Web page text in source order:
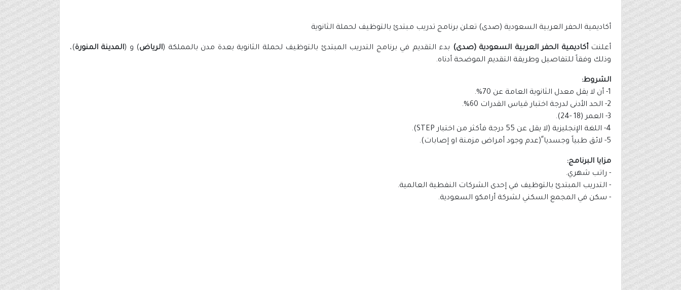
أكاديمية الحفر العربية السعودية (صدى) تعلن برنامج تدريب مبتدئ بالتوظيف لحملة الثانوية
أعلنتأكاديمية الحفر العربية السعودية (صدى) بدء التقديم في برنامج التدريب المبتدئ بالتوظيف لحملة الثانوية بعدة مدن بالمملكة (الرياض) و (المدينة المنورة)،
وذلك وفقاً للتفاصيل وطريقة التقديم الموضحة أدناه.
الشروط:
1- أن لا يقل معدل الثانوية العامة عن 70%.
2- الحد الأدنى لدرجة اختبار قياس القدرات 60%.
3- العمر (18 -24).
4- اللغة الإنجليزية (لا يقل عن 55 درجة فأكثر من اختبار STEP).
5- لائق طبياً وجسديا ً(عدم وجود أمراض مزمنة او إصابات).
مزايا البرنامج:
- راتب شهري.
- التدريب المبتدئ بالتوظيف في إحدى الشركات النفطية العالمية.
- سكن في المجمع السكني لشركة أرامكو السعودية.